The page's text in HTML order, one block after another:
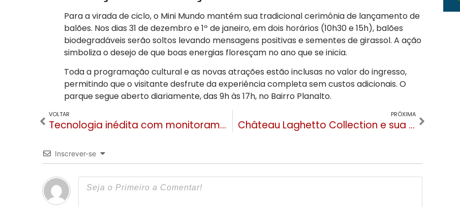
Para a virada de ciclo, o Mini Mundo mantém sua tradicional cerimônia de lançamento de
balões. Nos dias 31 de dezembro e 1º de janeiro, em dois horários (10h30 e 15h), balões
biodegradáveis serão soltos levando mensagens positivas e sementes de girassol. A ação
simboliza o desejo de que boas energias floresçam no ano que se inicia.
Toda a programação cultural e as novas atrações estão inclusas no valor do ingresso,
permitindo que o visitante desfrute da experiência completa sem custos adicionais. O
parque segue aberto diariamente, das 9h às 17h, no Bairro Planalto.
VOLTAR
Tecnologia inédita com monitoramento via satélite chega à Gramado com investimento de R$ 1 milhão
PRÓXIMA
Château Laghetto Collection e sua gerente são destaque mundial no Luxury Lifestyle Awards
Inscrever-se